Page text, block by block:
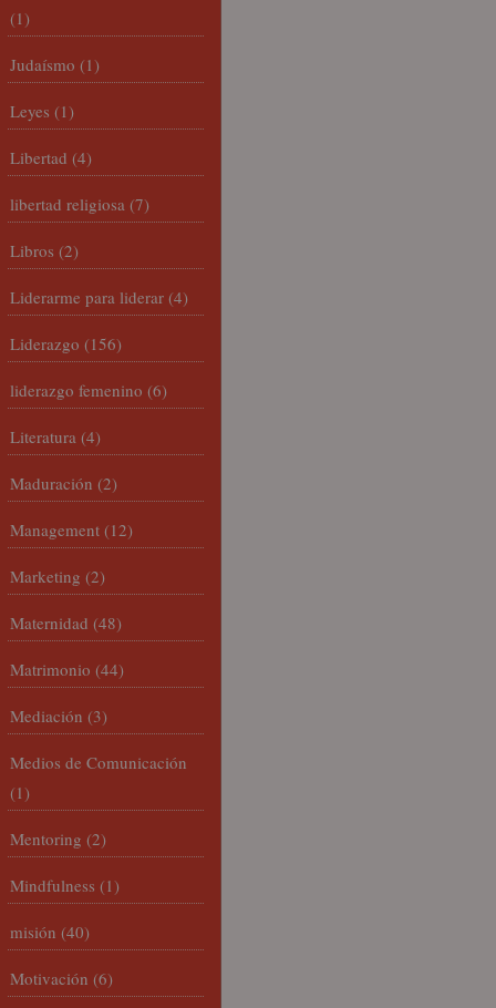
(1)
Judaísmo (1)
Leyes (1)
Libertad (4)
libertad religiosa (7)
Libros (2)
Liderarme para liderar (4)
Liderazgo (156)
liderazgo femenino (6)
Literatura (4)
Maduración (2)
Management (12)
Marketing (2)
Maternidad (48)
Matrimonio (44)
Mediación (3)
Medios de Comunicación
(1)
Mentoring (2)
Mindfulness (1)
misión (40)
Motivación (6)